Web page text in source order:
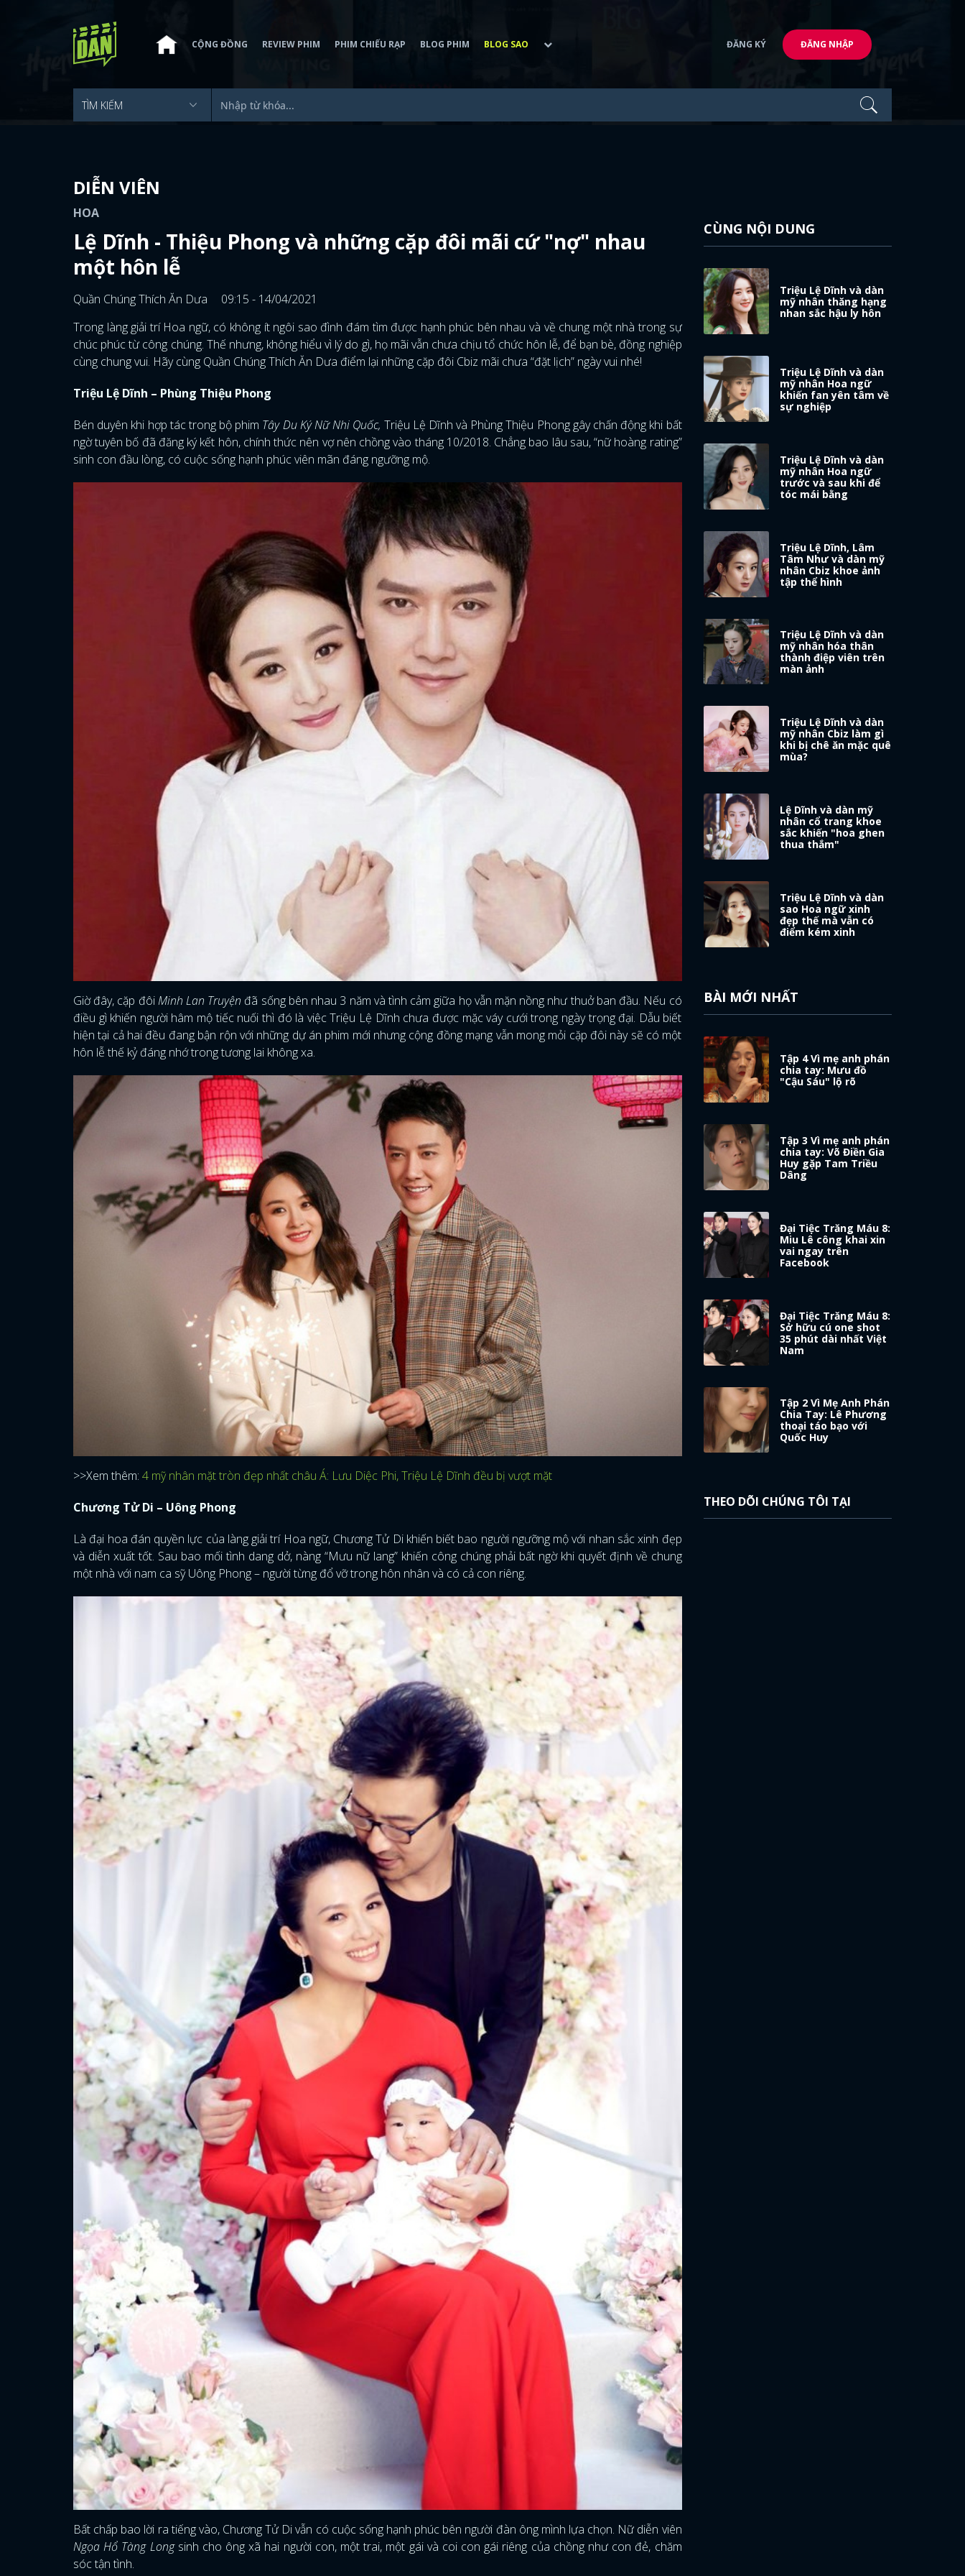
ĐĂNG NHẬP
FACEBOOK GOOGLE
CỘNG ĐỒNG REVIEW PHIM PHIM CHIẾU RẠP BLOG PHIM BLOG SAO ĐĂNG KÝ ĐĂNG NHẬP
DIỄN VIÊN
HOA
Lệ Dĩnh - Thiệu Phong và những cặp đôi mãi cứ "nợ" nhau
một hôn lễ
Quần Chúng Thích Ăn Dưa
09:15 - 14/04/2021
Trong làng giải trí Hoa ngữ, có không ít ngôi sao đình đám tìm được hạnh phúc bên nhau và về chung một nhà trong sự
chúc phúc từ công chúng. Thế nhưng, không hiểu vì lý do gì, họ mãi vẫn chưa chịu tổ chức hôn lễ, để bạn bè, đồng nghiệp
cùng chung vui. Hãy cùng Quần Chúng Thích Ăn Dưa điểm lại những cặp đôi Cbiz mãi chưa “đặt lịch” ngày vui nhé!
Triệu Lệ Dĩnh – Phùng Thiệu Phong
Bén duyên khi hợp tác trong bộ phim Tây Du Ký Nữ Nhi Quốc, Triệu Lệ Dĩnh và Phùng Thiệu Phong gây chấn động khi bất
ngờ tuyên bố đã đăng ký kết hôn, chính thức nên vợ nên chồng vào tháng 10/2018. Chẳng bao lâu sau, “nữ hoàng rating”
sinh con đầu lòng, có cuộc sống hạnh phúc viên mãn đáng ngưỡng mộ.
Giờ đây, cặp đôiMinh Lan Truyện đã sống bên nhau 3 năm và tình cảm giữa họ vẫn mặn nồng như thuở ban đầu. Nếu có
điều gì khiến người hâm mộ tiếc nuối thì đó là việc Triệu Lệ Dĩnh chưa được mặc váy cưới trong ngày trọng đại. Dẫu biết
hiện tại cả hai đều đang bận rộn với những dự án phim mới nhưng cộng đồng mạng vẫn mong mỏi cặp đôi này sẽ có một
hôn lễ thế kỷ đáng nhớ trong tương lai không xa.
>>Xem thêm: 4 mỹ nhân mặt tròn đẹp nhất châu Á: Lưu Diệc Phi, Triệu Lệ Dĩnh đều bị vượt mặt
Chương Tử Di – Uông Phong
Là đại hoa đán quyền lực của làng giải trí Hoa ngữ, Chương Tử Di khiến biết bao người ngưỡng mộ với nhan sắc xinh đẹp
và diễn xuất tốt. Sau bao mối tình dang dở, nàng “Mưu nữ lang” khiến công chúng phải bất ngờ khi quyết định về chung
một nhà với nam ca sỹ Uông Phong – người từng đổ vỡ trong hôn nhân và có cả con riêng.
Bất chấp bao lời ra tiếng vào, Chương Tử Di vẫn có cuộc sống hạnh phúc bên người đàn ông mình lựa chọn. Nữ diễn viên
Ngọa Hổ Tàng Longsinh cho ông xã hai người con, một trai, một gái và coi con gái riêng của chồng như con đẻ, chăm
sóc tận tình.
CÙNG NỘI DUNG
Triệu Lệ Dĩnh và dàn
mỹ nhân thăng hạng
nhan sắc hậu ly hôn
Triệu Lệ Dĩnh và dàn
mỹ nhân Hoa ngữ
khiến fan yên tâm về
sự nghiệp
Triệu Lệ Dĩnh và dàn
mỹ nhân Hoa ngữ
trước và sau khi để
tóc mái bằng
Triệu Lệ Dĩnh, Lâm
Tâm Như và dàn mỹ
nhân Cbiz khoe ảnh
tập thể hình
Triệu Lệ Dĩnh và dàn
mỹ nhân hóa thân
thành điệp viên trên
màn ảnh
Triệu Lệ Dĩnh và dàn
mỹ nhân Cbiz làm gì
khi bị chê ăn mặc quê
mùa?
Lệ Dĩnh và dàn mỹ
nhân cổ trang khoe
sắc khiến "hoa ghen
thua thắm"
Triệu Lệ Dĩnh và dàn
sao Hoa ngữ xinh
đẹp thế mà vẫn có
điểm kém xinh
BÀI MỚI NHẤT
Tập 4 Vì mẹ anh phán
chia tay: Mưu đồ
"Cậu Sáu" lộ rõ
Tập 3 Vì mẹ anh phán
chia tay: Võ Điền Gia
Huy gặp Tam Triều
Dâng
Đại Tiệc Trăng Máu 8:
Miu Lê công khai xin
vai ngay trên
Facebook
Đại Tiệc Trăng Máu 8:
Sở hữu cú one shot
35 phút dài nhất Việt
Nam
Tập 2 Vì Mẹ Anh Phán
Chia Tay: Lê Phương
thoại táo bạo với
Quốc Huy
THEO DÕI CHÚNG TÔI TẠI